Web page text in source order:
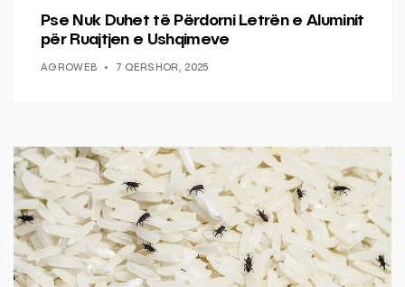
Pse Nuk Duhet të Përdorni Letrën e Aluminit
për Ruajtjen e Ushqimeve
AGROWEB 7 QERSHOR, 2025